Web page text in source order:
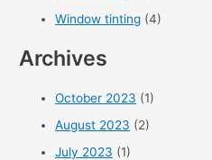
Window tinting (4)
Archives
October 2023 (1)
August 2023 (2)
July 2023 (1)